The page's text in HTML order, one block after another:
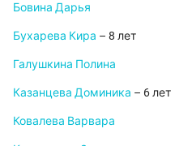
Бовина Дарья
Бухарева Кира – 8 лет
Галушкина Полина
Казанцева Доминика – 6 лет
Ковалева Варвара